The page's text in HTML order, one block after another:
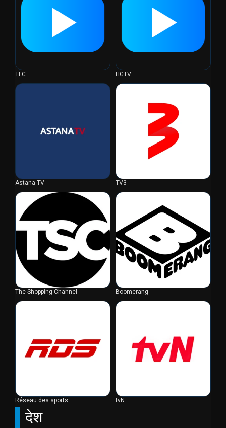
देश
TLC HGTV
Astana TV TV3
The Shopping Channel Boomerang
Réseau des sports tvN